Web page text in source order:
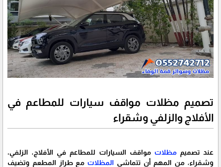
تصميم مظلات مواقف سيارات للمطاعم في
الأفلاج والزلفي وشقراء
عند تصميممظلات مواقف السيارات للمطاعم في الأفلاج، الزلفي،
وشقراء، من المهم أن تتماشى المظلات مع طراز المطعم وتضيف